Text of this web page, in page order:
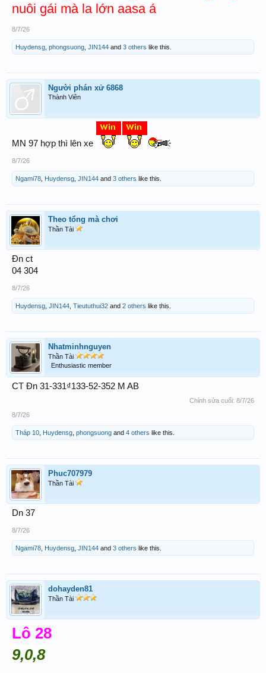
nuôi gái mà la lớn aasa á
8/7/26
Huydensg phongsuong JIN144 and 3 others like this.
Người phán xử 6868
Thành Viên
MN 97 hợp thì lên xe
8/7/26
Ngami78 Huydensg JIN144 and 3 others like this.
Theo tổng mà chơi
Thần Tài
Đn ct
04 304
8/7/26
Huydensg JIN144 Tieututhui32 and 2 others like this.
Nhatminhnguyen
Thần Tài
Enthusiastic member
CT Đn 31-331₫133-52-352 M AB
Chỉnh sửa cuối: 8/7/26
8/7/26
Tháp 10 Huydensg phongsuong and 4 others like this.
Phuc707979
Thần Tài
Dn 37
8/7/26
Ngami78 Huydensg JIN144 and 3 others like this.
dohayden81
Thần Tài
Lô 28
9,0,8